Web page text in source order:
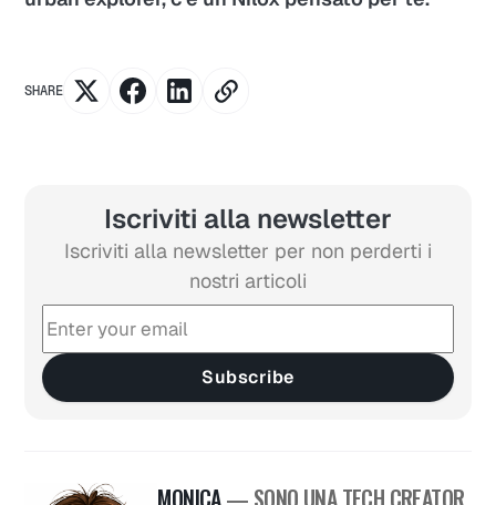
SHARE
Iscriviti alla newsletter
Iscriviti alla newsletter per non perderti i
nostri articoli
Subscribe